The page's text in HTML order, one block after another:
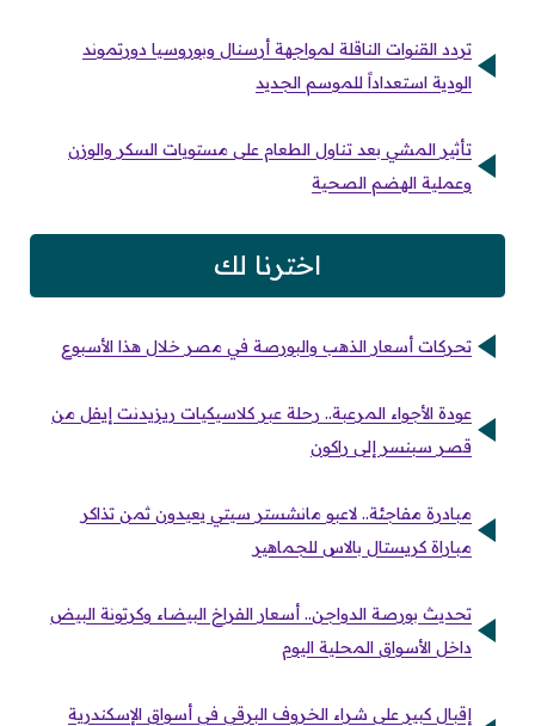
تردد القنوات الناقلة لمواجهة أرسنال وبوروسيا دورتموند
الودية استعداداً للموسم الجديد
تأثير المشي بعد تناول الطعام على مستويات السكر والوزن
وعملية الهضم الصحية
اخترنا لك
تحركات أسعار الذهب والبورصة في مصر خلال هذا الأسبوع
عودة الأجواء المرعبة.. رحلة عبر كلاسيكيات ريزيدنت إيفل من
قصر سبنسر إلى راكون
مبادرة مفاجئة.. لاعبو مانشستر سيتي يعيدون ثمن تذاكر
مباراة كريستال بالاس للجماهير
تحديث بورصة الدواجن.. أسعار الفراخ البيضاء وكرتونة البيض
داخل الأسواق المحلية اليوم
إقبال كبير على شراء الخروف البرقي في أسواق الإسكندرية